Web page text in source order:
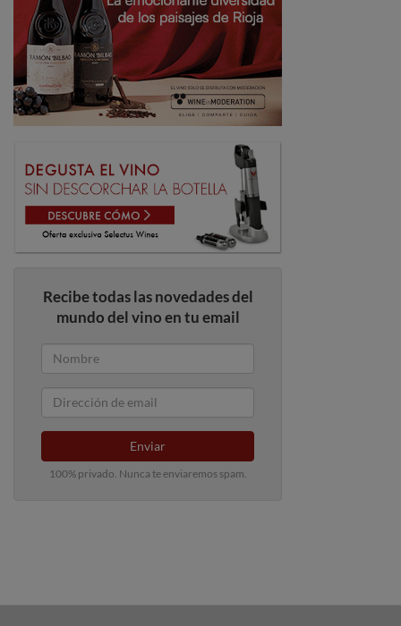
Recibe todas las novedades del
mundo del vino en tu email
Enviar
100% privado. Nunca te enviaremos spam.